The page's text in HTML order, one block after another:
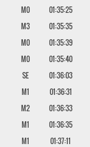
M0
01:35:25
M3
01:35:35
M0
01:35:39
M0
01:35:40
SE
01:36:03
M1
01:36:31
M2
01:36:33
M1
01:36:35
M1 01:37:11